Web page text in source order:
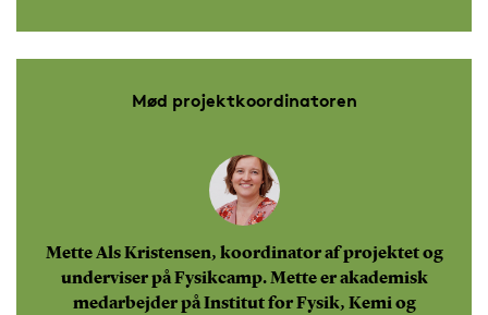
Mød projektkoordinatoren
Mette Als Kristensen, koordinator af projektet og
underviser på Fysikcamp. Mette er akademisk
medarbejder på Institut for Fysik, Kemi og